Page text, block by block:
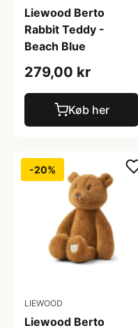
Liewood Berto
Rabbit Teddy -
Beach Blue
279,00 kr
Køb her
-20%
LIEWOOD
Liewood Berto